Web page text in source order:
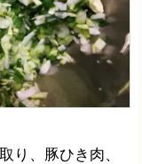
り、豚ひき肉、